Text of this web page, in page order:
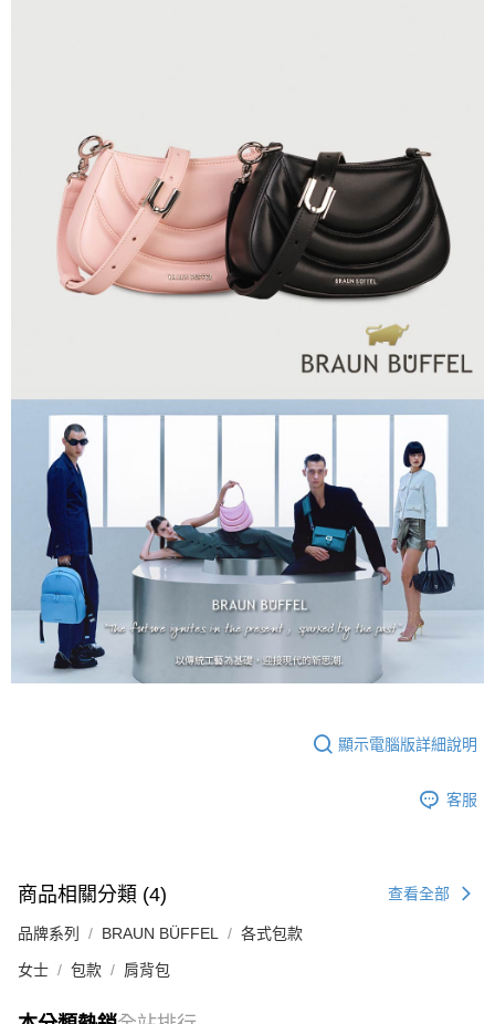
顯示電腦版詳細說明
客服
商品相關分類 (4) 查看全部
品牌系列 BRAUN BÜFFEL 各式包款
女士 包款 肩背包